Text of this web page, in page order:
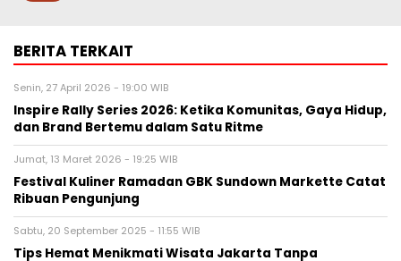
BERITA TERKAIT
Senin, 27 April 2026 - 19:00 WIB
Inspire Rally Series 2026: Ketika Komunitas, Gaya Hidup,
dan Brand Bertemu dalam Satu Ritme
Jumat, 13 Maret 2026 - 19:25 WIB
Festival Kuliner Ramadan GBK Sundown Markette Catat
Ribuan Pengunjung
Sabtu, 20 September 2025 - 11:55 WIB
Tips Hemat Menikmati Wisata Jakarta Tanpa